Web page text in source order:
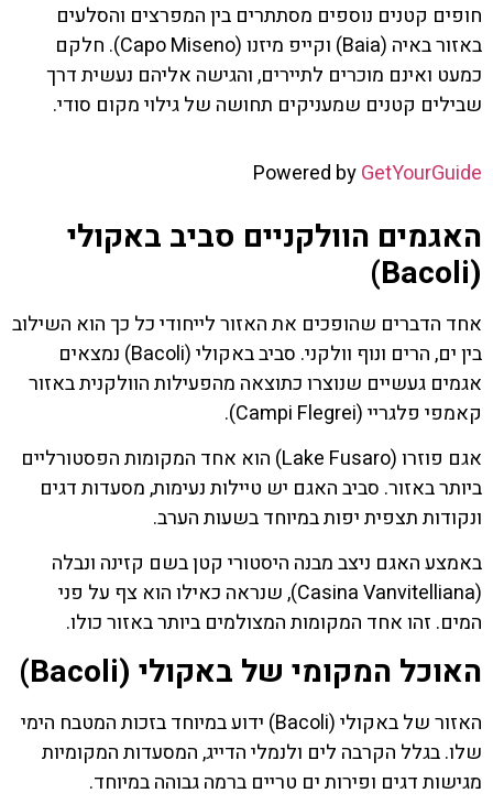
חופים קטנים נוספים מסתתרים בין המפרצים והסלעים
באזור באיה (Baia) וקייפ מיזנו (Capo Miseno). חלקם
כמעט ואינם מוכרים לתיירים, והגישה אליהם נעשית דרך
שבילים קטנים שמעניקים תחושה של גילוי מקום סודי.
Powered byGetYourGuide
האגמים הוולקניים סביב באקולי
(Bacoli)
אחד הדברים שהופכים את האזור לייחודי כל כך הוא השילוב
בין ים, הרים ונוף וולקני. סביב באקולי (Bacoli) נמצאים
אגמים געשיים שנוצרו כתוצאה מהפעילות הוולקנית באזור
קאמפי פלגריי (Campi Flegrei).
אגם פוזרו (Lake Fusaro) הוא אחד המקומות הפסטורליים
ביותר באזור. סביב האגם יש טיילות נעימות, מסעדות דגים
ונקודות תצפית יפות במיוחד בשעות הערב.
באמצע האגם ניצב מבנה היסטורי קטן בשם קזינה ונבלה
(Casina Vanvitelliana), שנראה כאילו הוא צף על פני
המים. זהו אחד המקומות המצולמים ביותר באזור כולו.
האוכל המקומי של באקולי (Bacoli)
האזור של באקולי (Bacoli) ידוע במיוחד בזכות המטבח הימי
שלו. בגלל הקרבה לים ולנמלי הדייג, המסעדות המקומיות
מגישות דגים ופירות ים טריים ברמה גבוהה במיוחד.